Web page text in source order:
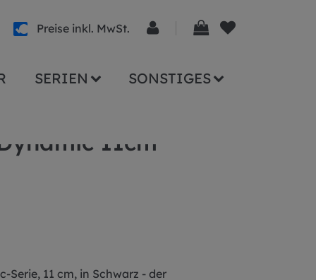
Preise inkl. MwSt.
SERIEN SONSTIGES
11cm
Serie, 11 cm, in Schwarz - der